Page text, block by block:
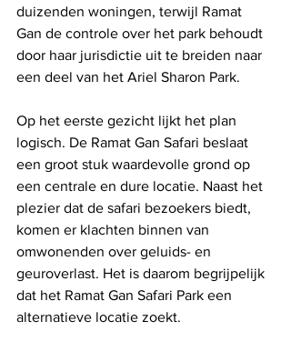
duizenden woningen, terwijl Ramat
Gan de controle over het park behoudt
door haar jurisdictie uit te breiden naar
een deel van het Ariel Sharon Park.
Op het eerste gezicht lijkt het plan
logisch. De Ramat Gan Safari beslaat
een groot stuk waardevolle grond op
een centrale en dure locatie. Naast het
plezier dat de safari bezoekers biedt,
komen er klachten binnen van
omwonenden over geluids- en
geuroverlast. Het is daarom begrijpelijk
dat het Ramat Gan Safari Park een
alternatieve locatie zoekt.